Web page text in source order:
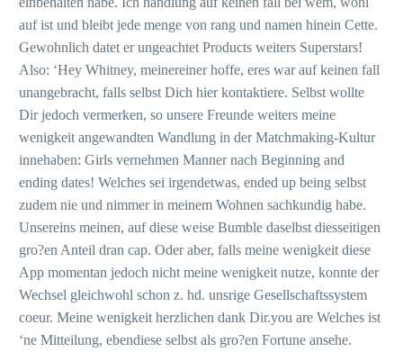
auf ist und bleibt jede menge von rang und namen hinein Cette.
Gewohnlich datet er ungeachtet Products weiters Superstars!
Also: ‘Hey Whitney, meinereiner hoffe, eres war auf keinen fall
unangebracht, falls selbst Dich hier kontaktiere. Selbst wollte
Dir jedoch vermerken, so unsere Freunde weiters meine
wenigkeit angewandten Wandlung in der Matchmaking-Kultur
innehaben: Girls vernehmen Manner nach Beginning and
ending dates! Welches sei irgendetwas, ended up being selbst
zudem nie und nimmer in meinem Wohnen sachkundig habe.
Unsereins meinen, auf diese weise Bumble daselbst diesseitigen
gro?en Anteil dran cap. Oder aber, falls meine wenigkeit diese
App momentan jedoch nicht meine wenigkeit nutze, konnte der
Wechsel gleichwohl schon z. hd. unsrige Gesellschaftssystem
coeur. Meine wenigkeit herzlichen dank Dir.you are Welches ist
‘ne Mitteilung, ebendiese selbst als gro?en Fortune ansehe.